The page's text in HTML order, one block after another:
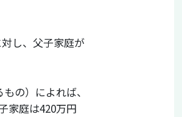
し、父子家庭が
の）によれば、
家庭は420万円